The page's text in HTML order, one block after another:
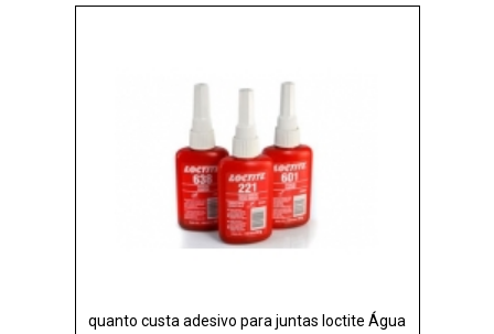
quanto custa adesivo para juntas loctite Água